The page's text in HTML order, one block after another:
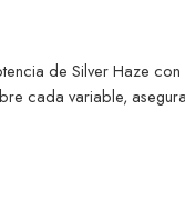
de Silver Haze con
cada variable,